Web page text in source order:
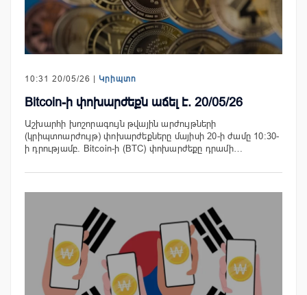
10:31 20/05/26 | Կրիպտո
Bitcoin-ի փոխարժեքն աճել է. 20/05/26
Աշխարհի խոշորագույն թվային արժույթների
(կրիպտոարժույթ) փոխարժեքները մայիսի 20-ի ժամը 10:30-
ի դրությամբ. Bitcoin-ի (BTC) փոխարժեքը դրամի…